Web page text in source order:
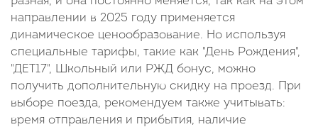
направлении в 2025 году применяется
динамическое ценообразование. Но используя
специальные тарифы, такие как "День Рождения",
"ДЕТ17", Школьный или РЖД бонус, можно
получить дополнительную скидку на проезд. При
выборе поезда, рекомендуем также учитывать:
время отправления и прибытия, наличие